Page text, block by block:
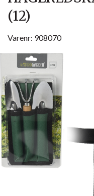
(12)
Varenr: 908070